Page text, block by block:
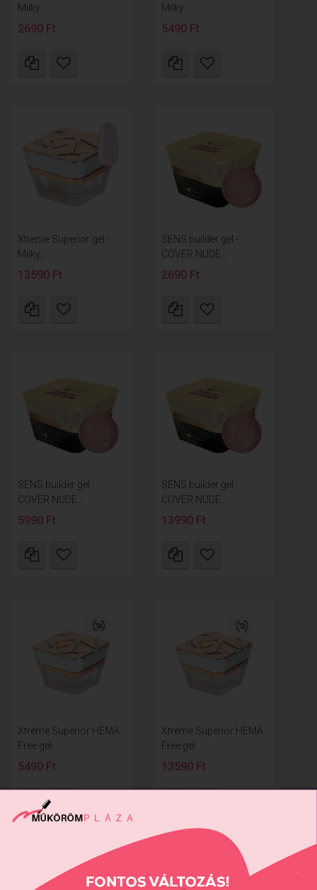
Milky...
2690 Ft
Milky...
5490 Ft
Xtreme Superior gel -
Milky...
13590 Ft
SENS builder gel -
COVER NUDE...
2690 Ft
SENS builder gel -
COVER NUDE...
5990 Ft
SENS builder gel -
COVER NUDE...
13990 Ft
Xtreme Superior HEMA
Free gel...
5490 Ft
Xtreme Superior HEMA
Free gel...
13590 Ft